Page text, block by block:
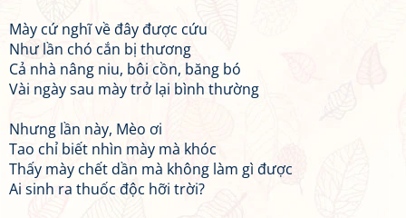
Mày cứ nghĩ về đây được cứu
Như lần chó cắn bị thương
Cả nhà nâng niu, bôi cồn, băng bó
Vài ngày sau mày trở lại bình thường
Nhưng lần này, Mèo ơi
Tao chỉ biết nhìn mày mà khóc
Thấy mày chết dần mà không làm gì được
Ai sinh ra thuốc độc hỡi trời?